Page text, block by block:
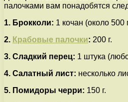
палочками вам понадобятся
1. Брокколи: 1 кочан (около 500
2. Крабовые палочки: 200 г.
3. Сладкий перец: 1 штука
4. Салатный лист: несколько
5. Помидоры черри: 150 г.